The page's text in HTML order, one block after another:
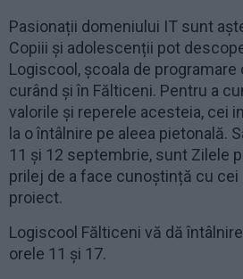
Pasionații domeniului IT sunt
Copiii și adolescenții pot
Logiscool, școala de
curând și în Fălticeni. Pentru a
valorile și reperele acesteia, cei
la o întâlnire pe aleea pietonală.
11 și 12 septembrie, sunt Zilele
prilej de a face cunoștință cu
proiect.
Logiscool Fălticeni vă dă
orele 11 și 17.